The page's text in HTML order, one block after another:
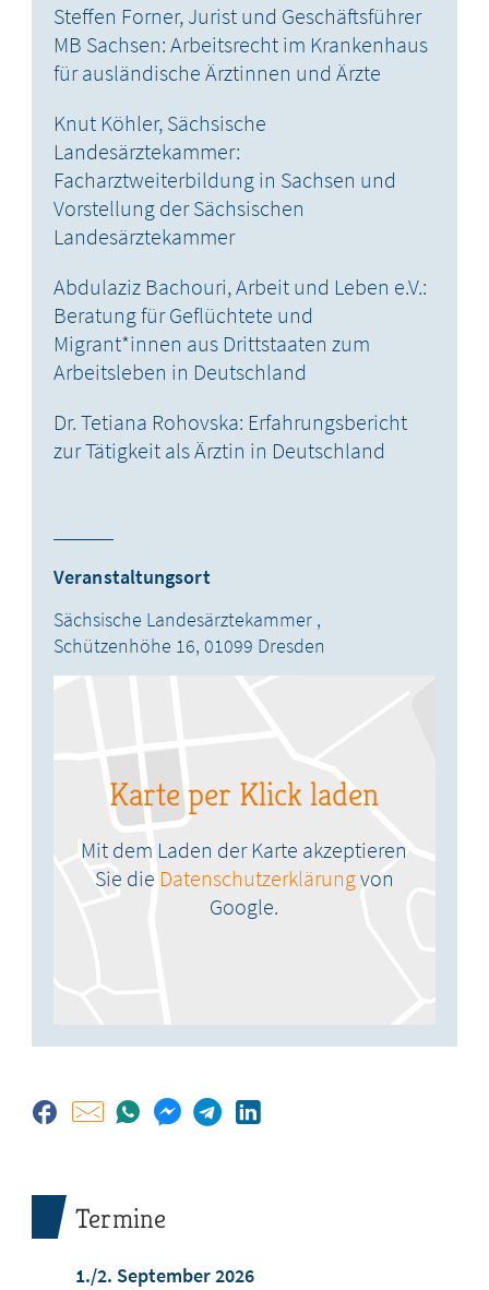
Steffen Forner, Jurist und Geschäftsführer
MB Sachsen: Arbeitsrecht im Krankenhaus
für ausländische Ärztinnen und Ärzte
Knut Köhler, Sächsische
Landesärztekammer:
Facharztweiterbildung in Sachsen und
Vorstellung der Sächsischen
Landesärztekammer
Abdulaziz Bachouri, Arbeit und Leben e.V.:
Beratung für Geflüchtete und
Migrant*innen aus Drittstaaten zum
Arbeitsleben in Deutschland
Dr. Tetiana Rohovska: Erfahrungsbericht
zur Tätigkeit als Ärztin in Deutschland
Veranstaltungsort
Sächsische Landesärztekammer ,
Schützenhöhe 16, 01099 Dresden
Karte per Klick laden
Mit dem Laden der Karte akzeptieren
Sie die Datenschutzerklärungvon
Google.
Termine
1./2. September 2026